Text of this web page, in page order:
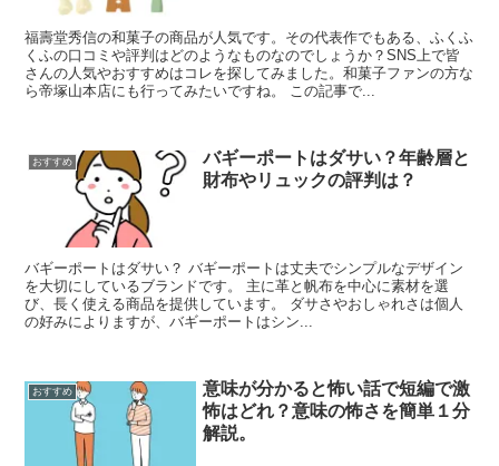
福壽堂秀信の和菓子の商品が人気です。その代表作でもある、ふくふ
くふの口コミや評判はどのようなものなのでしょうか？SNS上で皆
さんの人気やおすすめはコレを探してみました。和菓子ファンの方な
ら帝塚山本店にも行ってみたいですね。 この記事で...
おすすめ
バギーポートはダサい？年齢層と
財布やリュックの評判は？
バギーポートはダサい？ バギーポートは丈夫でシンプルなデザイン
を大切にしているブランドです。 主に革と帆布を中心に素材を選
び、長く使える商品を提供しています。 ダサさやおしゃれさは個人
の好みによりますが、バギーポートはシン...
おすすめ
意味が分かると怖い話で短編で激
怖はどれ？意味の怖さを簡単１分
解説。